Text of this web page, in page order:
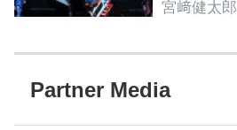
宮﨑健太郎
Partner Media